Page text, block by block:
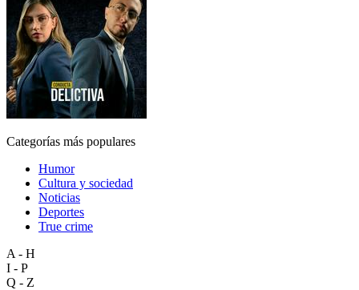
Categorías más populares
Humor
Cultura y sociedad
Noticias
Deportes
True crime
A - H
I - P
Q - Z